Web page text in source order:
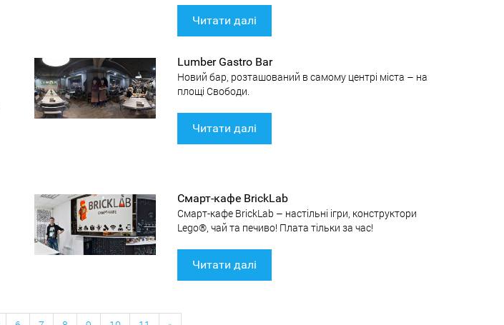
Читати далі
Lumber Gastro Bar
Новий бар, розташований в самому центрі міста – на
площі Свободи.
Читати далі
Смарт-кафе BrickLab
Смарт-кафе BrickLab – настільні ігри, конструктори
Lego®, чай та печиво! Плата тільки за час!
Читати далі